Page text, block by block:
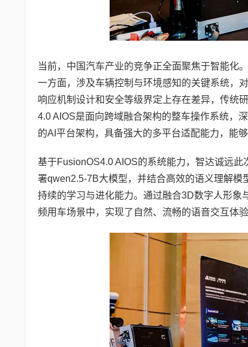
当前，中国汽车产业的竞争正全面聚焦于智能化
一方面，涉及车辆控制与环境感知的关键系统，
响应机制设计和安全等级界定上存在差异，传统
4.0 AIOS是面向跨域融合架构的整车操作系统，
的AI平台架构，具备强大的多平台适配能力，能
基于FusionOS4.0 AIOS的系统能力，智达诚远
署qwen2.5-7B大模型，并结合高效的语义理解
持续的学习与进化能力。通过融合3D数字人形
频用车场景中，实现了自然、流畅的语音交互体验